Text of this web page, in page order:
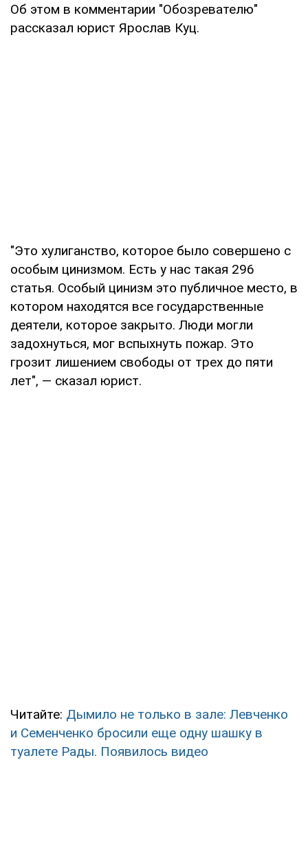
Об этом в комментарии "Обозревателю"
рассказал юрист Ярослав Куц.
"Это хулиганство, которое было совершено с
особым цинизмом. Есть у нас такая 296
статья. Особый цинизм это публичное место, в
котором находятся все государственные
деятели, которое закрыто. Люди могли
задохнуться, мог вспыхнуть пожар. Это
грозит лишением свободы от трех до пяти
лет", — сказал юрист.
Читайте: Дымило не только в зале: Левченко
и Семенченко бросили еще одну шашку в
туалете Рады. Появилось видео